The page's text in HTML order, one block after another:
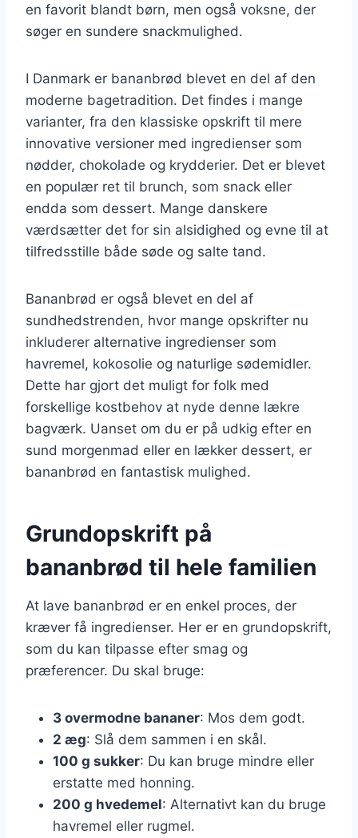
en favorit blandt børn, men også voksne, der
søger en sundere snackmulighed.
I Danmark er bananbrød blevet en del af den
moderne bagetradition. Det findes i mange
varianter, fra den klassiske opskrift til mere
innovative versioner med ingredienser som
nødder, chokolade og krydderier. Det er blevet
en populær ret til brunch, som snack eller
endda som dessert. Mange danskere
værdsætter det for sin alsidighed og evne til at
tilfredsstille både søde og salte tand.
Bananbrød er også blevet en del af
sundhedstrenden, hvor mange opskrifter nu
inkluderer alternative ingredienser som
havremel, kokosolie og naturlige sødemidler.
Dette har gjort det muligt for folk med
forskellige kostbehov at nyde denne lækre
bagværk. Uanset om du er på udkig efter en
sund morgenmad eller en lækker dessert, er
bananbrød en fantastisk mulighed.
Grundopskrift på
bananbrød til hele familien
At lave bananbrød er en enkel proces, der
kræver få ingredienser. Her er en grundopskrift,
som du kan tilpasse efter smag og
præferencer. Du skal bruge:
3 overmodne bananer: Mos dem godt.
2 æg: Slå dem sammen i en skål.
100 g sukker: Du kan bruge mindre eller
erstatte med honning.
200 g hvedemel: Alternativt kan du bruge
havremel eller rugmel.